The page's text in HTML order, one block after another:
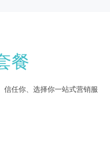
餐
信任你、选择你一站式营销服